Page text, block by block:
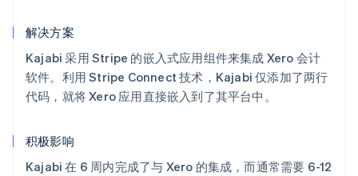
解决方案
Kajabi 采用 Stripe 的嵌入式应用组件来集成 Xero 会计
软件。利用 Stripe Connect 技术，Kajabi 仅添加了两行
代码，就将 Xero 应用直接嵌入到了其平台中。
积极影响
Kajabi 在 6 周内完成了与 Xero 的集成，而通常需要 6-12